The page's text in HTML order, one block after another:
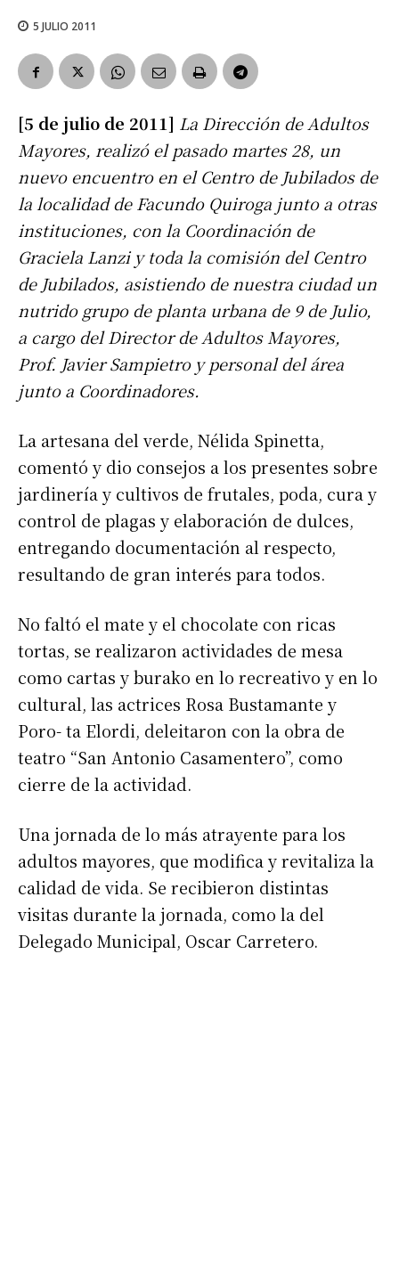
5 JULIO 2011
[5 de julio de 2011] La Dirección de Adultos
Mayores, realizó el pasado martes 28, un
nuevo encuentro en el Centro de Jubilados de
la localidad de Facundo Quiroga junto a otras
instituciones, con la Coordinación de
Graciela Lanzi y toda la comisión del Centro
de Jubilados, asistiendo de nuestra ciudad un
nutrido grupo de planta urbana de 9 de Julio,
a cargo del Director de Adultos Mayores,
Prof. Javier Sampietro y personal del área
junto a Coordinadores.
La artesana del verde, Nélida Spinetta,
comentó y dio consejos a los presentes sobre
jardinería y cultivos de frutales, poda, cura y
control de plagas y elaboración de dulces,
entregando documentación al respecto,
resultando de gran interés para todos.
No faltó el mate y el chocolate con ricas
tortas, se realizaron actividades de mesa
como cartas y burako en lo recreativo y en lo
cultural, las actrices Rosa Bustamante y
Poro- ta Elordi, deleitaron con la obra de
teatro “San Antonio Casamentero”, como
cierre de la actividad.
Una jornada de lo más atrayente para los
adultos mayores, que modifica y revitaliza la
calidad de vida. Se recibieron distintas
visitas durante la jornada, como la del
Delegado Municipal, Oscar Carretero.